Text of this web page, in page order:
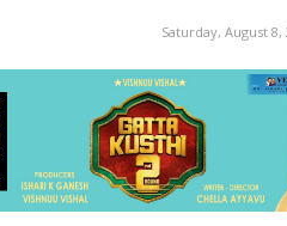
Saturday, August 8,